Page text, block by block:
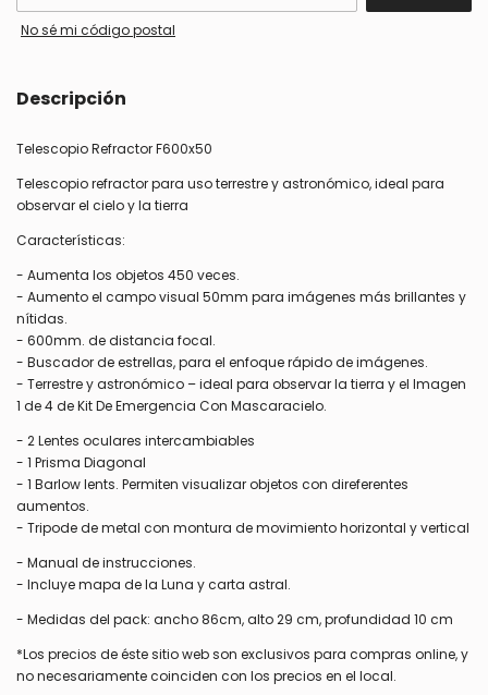
No sé mi código postal
Descripción
Telescopio Refractor F600x50
Telescopio refractor para uso terrestre y astronómico, ideal para
observar el cielo y la tierra
Características:
- Aumenta los objetos 450 veces.
- Aumento el campo visual 50mm para imágenes más brillantes y
nítidas.
- 600mm. de distancia focal.
- Buscador de estrellas, para el enfoque rápido de imágenes.
- Terrestre y astronómico – ideal para observar la tierra y el Imagen
1 de 4 de Kit De Emergencia Con Mascaracielo.
- 2 Lentes oculares intercambiables
- 1 Prisma Diagonal
- 1 Barlow lents. Permiten visualizar objetos con direferentes
aumentos.
- Tripode de metal con montura de movimiento horizontal y vertical
- Manual de instrucciones.
- Incluye mapa de la Luna y carta astral.
- Medidas del pack: ancho 86cm, alto 29 cm, profundidad 10 cm
*Los precios de éste sitio web son exclusivos para compras online, y
no necesariamente coinciden con los precios en el local.